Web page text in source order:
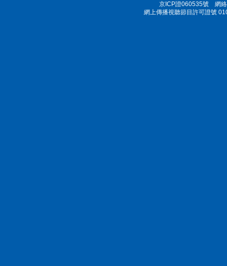
京ICP證060535號 網絡
網上傳播視聽節目許可證號